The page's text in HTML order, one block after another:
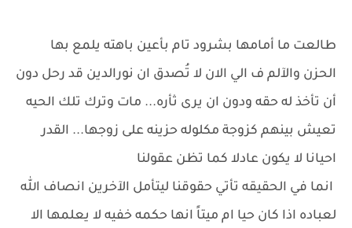
طالعت ما أمامها بشرود تام بأعين باهته يلمع بها
الحزن والآلم ف الي الان لا تُصدق ان نورالدين قد رحل دون
أن تأخذ له حقه ودون ان يرى ثأره... مات وترك تلك الحيه
تعيش بينهم كزوجة مكلوله حزينه على زوجها... القدر
احيانا لا يكون عادلا كما تظن عقولنا
انما في الحقيقه تأتي حقوقنا ليتأمل الآخرين انصاف الله
لعباده اذا كان حيا ام ميتاً انها حكمه خفيه لا يعلمها الا